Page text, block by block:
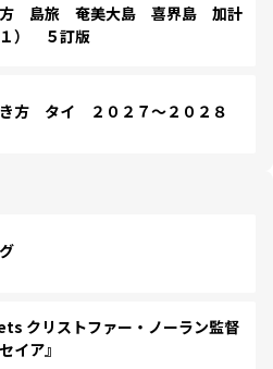
方 島旅 奄美大島 喜界島 加計
） ５訂版
方 タイ ２０２７～２０２８
クリストファー・ノーラン監督
イア』